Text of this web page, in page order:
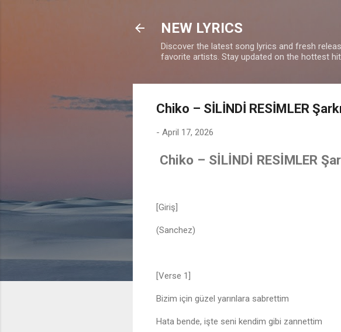
NEW LYRICS
Discover the latest song lyrics and fresh
favorite artists. Stay updated on the hottest
Chiko – SİLİNDİ RESİMLER
- April 17, 2026
Chiko – SİLİNDİ RESİMLER
[Giriş]
(Sanchez)
[Verse 1]
Bizim için güzel yarınlara sabrettim
Hata bende, işte seni kendim gibi zannettim